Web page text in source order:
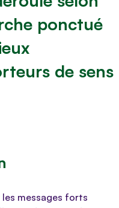
ponctué
de sens
messages forts